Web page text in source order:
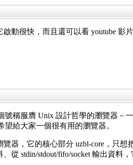
動很快，而且還可以看 youtube 影
號稱服膺 Unix 設計哲學的瀏覽器－
望給大家一個很有用的瀏覽器。
器，它的核心部分 uzbl-core，只
從 stdin/stdout/fifo/socket 輸出資